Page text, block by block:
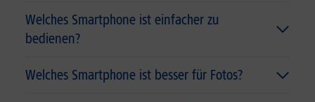
Welches Smartphone ist einfacher zu
bedienen?
Welches Smartphone ist besser für Fotos?